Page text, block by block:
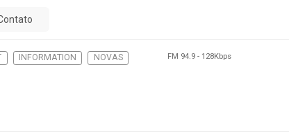
INFORMATION
NOVAS
FM 94.9 - 128Kbps